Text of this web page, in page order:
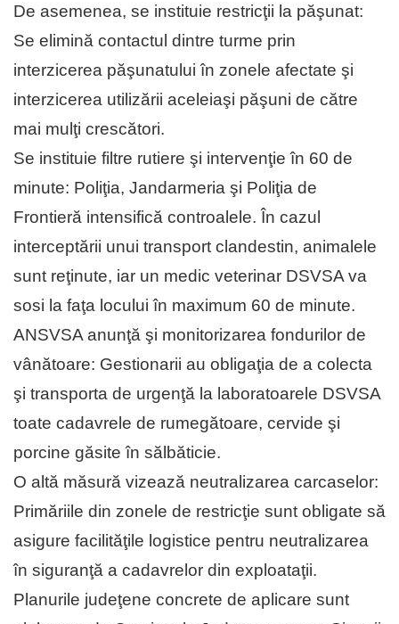
De asemenea, se instituie restricţii la păşunat:
Se elimină contactul dintre turme prin
interzicerea păşunatului în zonele afectate şi
interzicerea utilizării aceleiaşi păşuni de către
mai mulţi crescători.
Se instituie filtre rutiere şi intervenţie în 60 de
minute: Poliţia, Jandarmeria şi Poliţia de
Frontieră intensifică controalele. În cazul
interceptării unui transport clandestin, animalele
sunt reţinute, iar un medic veterinar DSVSA va
sosi la faţa locului în maximum 60 de minute.
ANSVSA anunţă şi monitorizarea fondurilor de
vânătoare: Gestionarii au obligaţia de a colecta
şi transporta de urgenţă la laboratoarele DSVSA
toate cadavrele de rumegătoare, cervide şi
porcine găsite în sălbăticie.
O altă măsură vizează neutralizarea carcaselor:
Primăriile din zonele de restricţie sunt obligate să
asigure facilităţile logistice pentru neutralizarea
în siguranţă a cadavrelor din exploataţii.
Planurile judeţene concrete de aplicare sunt